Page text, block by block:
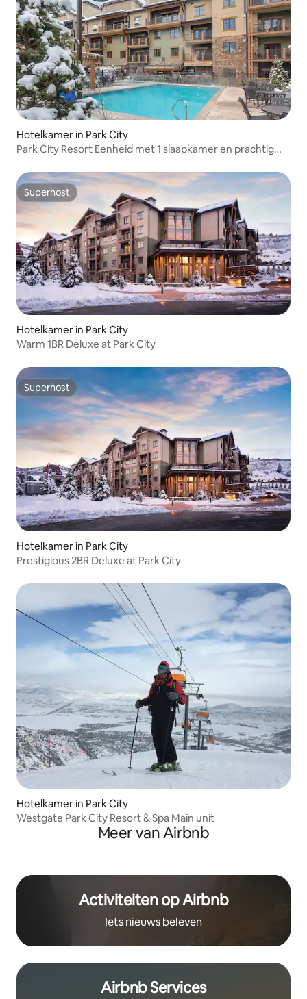
Hotelkamer in Park City
Park City Resort Eenheid met 1 slaapkamer en prachtig
Superhost
Superhost
Hotelkamer in Park City
Warm 1BR Deluxe at Park City
Superhost
Superhost
Hotelkamer in Park City
Prestigious 2BR Deluxe at Park City
Hotelkamer in Park City
Westgate Park City Resort & Spa Main unit
Meer van Airbnb
Activiteiten op Airbnb
Iets nieuws beleven
Airbnb Services